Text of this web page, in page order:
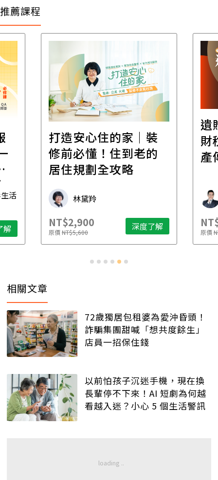
推薦課程
活
解
打造安心住的家｜裝
修前必懂！住到老的
居住規劃全攻略
林黛羚
NT$2,900
原價NT$5,600 深度了解
遺
財
產
原價
相關文章
72歲獨居包租婆為愛沖昏頭！
詐騙集團甜喊「想共度餘生」
店員一招保住錢
以前怕孩子沉迷手機，現在換
長輩停不下來！AI 短劇為何越
看越入迷？小心 5 個生活警訊